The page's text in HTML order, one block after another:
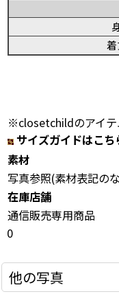
※closetchildのアイテ
サイズガイドはこち
素材
写真参照(素材表記の
在庫店舗
通信販売専用商品
0
他の写真